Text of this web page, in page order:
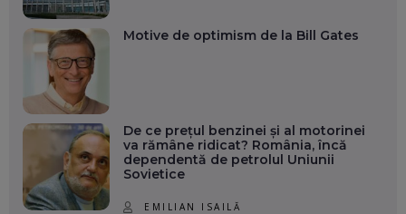
Motive de optimism de la Bill Gates
De ce prețul benzinei și al motorinei
va rămâne ridicat? România, încă
dependentă de petrolul Uniunii
Sovietice
EMILIAN ISAILĂ